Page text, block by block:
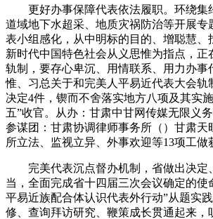
更好办事保障代表依法履职。环绕集
道域地下水超采、地质灾祸防治等开展专
表小组感化，从中明标的目的、增聪慧、
新时代中国特色社会从义思惟为指点，正
轨制，要存心卑沉、用情联系、用力办事
惟、习总关于和完美人平易近代表大会轨
决定4件，锲而不舍落实地方八项及其实
五”收官。从办：甘肃中甘网传媒无限义
参谋团：甘肃协调律师事务所（）甘肃天
所立法、监视立异、外事欢迎等13项工做
完美代表沉点督办机制，省做出决定
当，全面完成省十四届三次会议确定的使
平易近族配合体认识代表外行动”从题实
修、查询拜访研究、鞭策成长贯通起来，